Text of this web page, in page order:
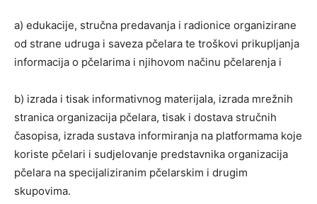
a) edukacije, stručna predavanja i radionice organizirane
od strane udruga i saveza pčelara te troškovi prikupljanja
informacija o pčelarima i njihovom načinu pčelarenja i
b) izrada i tisak informativnog materijala, izrada mrežnih
stranica organizacija pčelara, tisak i dostava stručnih
časopisa, izrada sustava informiranja na platformama koje
koriste pčelari i sudjelovanje predstavnika organizacija
pčelara na specijaliziranim pčelarskim i drugim
skupovima.